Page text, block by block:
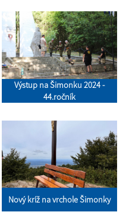
Výstup na Šimonku 2024 -
44.ročník
Nový kríž na vrchole Šimonky